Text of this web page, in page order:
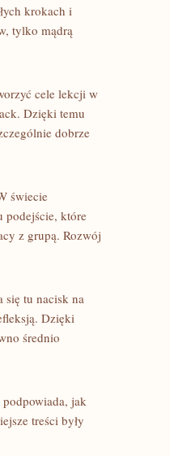
krokach i
tylko mądrą
cele lekcji w
Dzięki temu
dobrze
świecie
podejście, które
z grupą. Rozwój
się tu nacisk na
Dzięki
średnio
jak
treści były